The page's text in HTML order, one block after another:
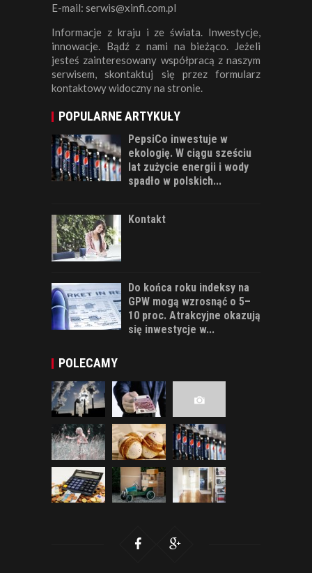
E-mail: serwis@xinfi.com.pl
Informacje z kraju i ze świata. Inwestycje,
innowacje. Bądź z nami na bieżąco. Jeżeli
jesteś zainteresowany współpracą z naszym
serwisem, skontaktuj się przez formularz
kontaktowy widoczny na stronie.
POPULARNE ARTYKUŁY
PepsiCo inwestuje w
ekologię. W ciągu sześciu
lat zużycie energii i wody
spadło w polskich...
Kontakt
Do końca roku indeksy na
GPW mogą wzrosnąć o 5–
10 proc. Atrakcyjne okazują
się inwestycje w...
POLECAMY